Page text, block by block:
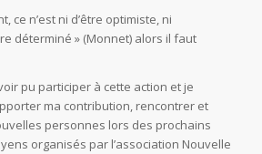
ce n’est ni d’être optimiste, ni
déterminé » (Monnet) alors il faut
pu participer à cette action et je
ma contribution, rencontrer et
personnes lors des prochains
organisés par l’association Nouvelle